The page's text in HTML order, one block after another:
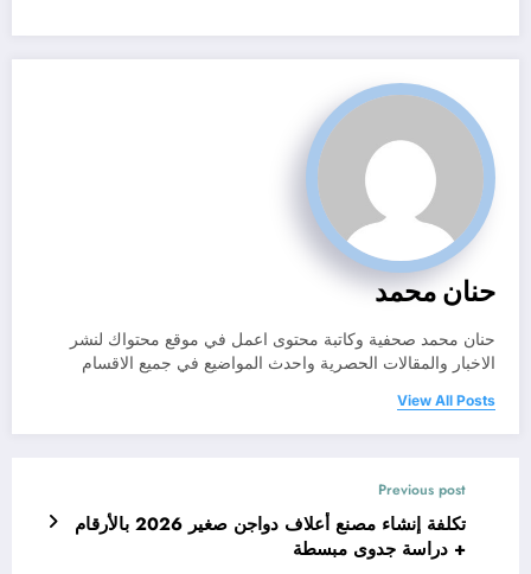
حنان محمد
حنان محمد صحفية وكاتبة محتوى اعمل في موقع محتواك لنشر
الاخبار والمقالات الحصرية واحدث المواضيع في جميع الاقسام
View All Posts
Previous post
تكلفة إنشاء مصنع أعلاف دواجن صغير 2026 بالأرقام
+ دراسة جدوى مبسطة